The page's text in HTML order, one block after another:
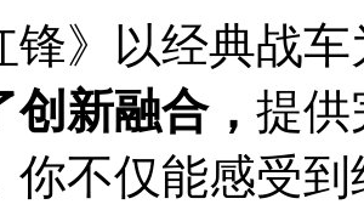
锋》以经典战
新融合， 提供
你不仅能感受